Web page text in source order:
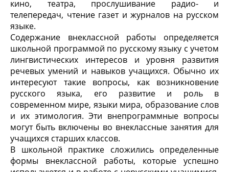
кино, театра, прослушивание радио- и
телепередач, чтение га­зет и журналов на русском
языке.
Содержание внеклассной работы определяется
школьной программой по русскому языку с учетом
лингвистических интересов и уровня развития
речевых умений и навыков учащихся. Обычно их
интересуют та­кие вопросы, как возникновение
русского языка, его развитие и роль в
современном мире, языки мира, обра­зование слов
и их этимология. Эти внепрограммные во­просы
могут быть включены во внеклассные занятия для
учащихся старших классов.
В школьной практике сложились определенные
фор­мы внеклассной работы, которые успешно